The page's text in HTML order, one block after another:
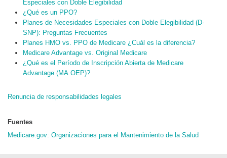
Especiales con Doble Elegibilidad
¿Qué es un PPO?
Planes de Necesidades Especiales con Doble Elegibilidad (D-
SNP): Preguntas Frecuentes
Planes HMO vs. PPO de Medicare ¿Cuál es la diferencia?
Medicare Advantage vs. Original Medicare
¿Qué es el Período de Inscripción Abierta de Medicare
Advantage (MA OEP)?
Renuncia de responsabilidades legales
Fuentes
Medicare.gov: Organizaciones para el Mantenimiento de la Salud